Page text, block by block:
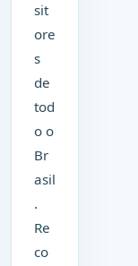
sit
ore
s
de
tod
o o
Br
asil
.
Re
co